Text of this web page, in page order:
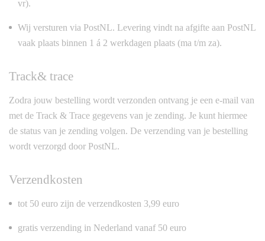
vr).
Wij versturen via PostNL. Levering vindt na afgifte aan PostNL
vaak plaats binnen 1 á 2 werkdagen plaats (ma t/m za).
Track& trace
Zodra jouw bestelling wordt verzonden ontvang je een e-mail van
met de Track & Trace gegevens van je zending. Je kunt hiermee
de status van je zending volgen. De verzending van je bestelling
wordt verzorgd door PostNL.
Verzendkosten
tot 50 euro zijn de verzendkosten 3,99 euro
gratis verzending in Nederland vanaf 50 euro